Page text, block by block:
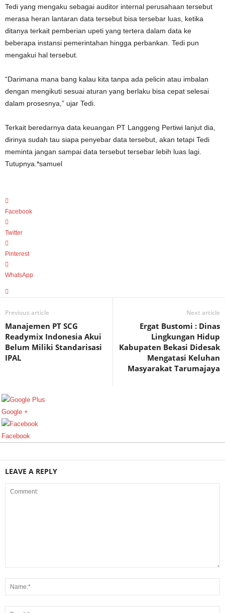
Tedi yang mengaku sebagai auditor internal perusahaan tersebut
merasa heran lantaran data tersebut bisa tersebar luas, ketika
ditanya terkait pemberian upeti yang tertera dalam data ke
beberapa instansi pemerintahan hingga perbankan. Tedi pun
mengakui hal tersebut.
“Darimana mana bang kalau kita tanpa ada pelicin atau imbalan
dengan mengikuti sesuai aturan yang berlaku bisa cepat selesai
dalam prosesnya,” ujar Tedi.
Terkait beredarnya data keuangan PT Langgeng Pertiwi lanjut dia,
dirinya sudah tau siapa penyebar data tersebut, akan tetapi Tedi
meminta jangan sampai data tersebut tersebar lebih luas lagi.
Tutupnya.*samuel
Facebook
Twitter
Pinterest
WhatsApp
Previous article
Manajemen PT SCG
Readymix Indonesia Akui
Belum Miliki Standarisasi
IPAL
Next article
Ergat Bustomi : Dinas
Lingkungan Hidup
Kabupaten Bekasi Didesak
Mengatasi Keluhan
Masyarakat Tarumajaya
Google +
Facebook
LEAVE A REPLY